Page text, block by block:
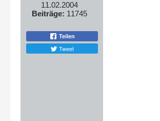
11.02.2004
Beiträge: 11745
Teilen
Tweet